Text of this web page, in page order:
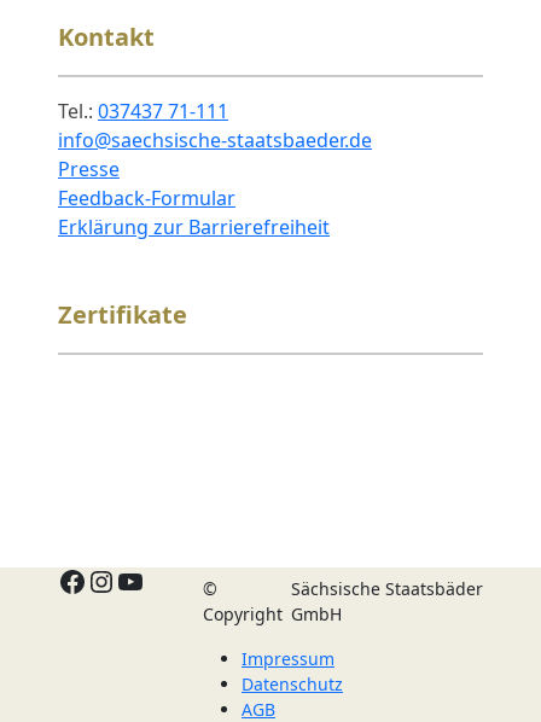
Kontakt
Tel.: 037437 71-111
info@saechsische-staatsbaeder.de
Presse
Feedback-Formular
Erklärung zur Barrierefreiheit
Zertifikate
Facebook
Instagram
YouTube
©
Copyright
Sächsische Staatsbäder
GmbH
Impressum
Datenschutz
AGB